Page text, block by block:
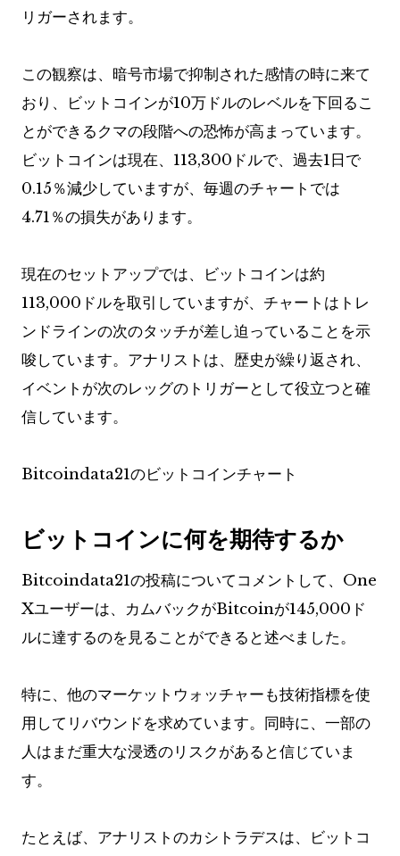
リガーされます。
この観察は、暗号市場で抑制された感情の時に来て
おり、ビットコインが10万ドルのレベルを下回るこ
とができるクマの段階への恐怖が高まっています。
ビットコインは現在、113,300ドルで、過去1日で
0.15％減少していますが、毎週のチャートでは
4.71％の損失があります。
現在のセットアップでは、ビットコインは約
113,000ドルを取引していますが、チャートはトレ
ンドラインの次のタッチが差し迫っていることを示
唆しています。アナリストは、歴史が繰り返され、
イベントが次のレッグのトリガーとして役立つと確
信しています。
Bitcoindata21のビットコインチャート
ビットコインに何を期待するか
Bitcoindata21の投稿についてコメントして、One
Xユーザーは、カムバックがBitcoinが145,000ド
ルに達するのを見ることができると述べました。
特に、他のマーケットウォッチャーも技術指標を使
用してリバウンドを求めています。同時に、一部の
人はまだ重大な浸透のリスクがあると信じていま
す。
たとえば、アナリストのカシトラデスは、ビットコ